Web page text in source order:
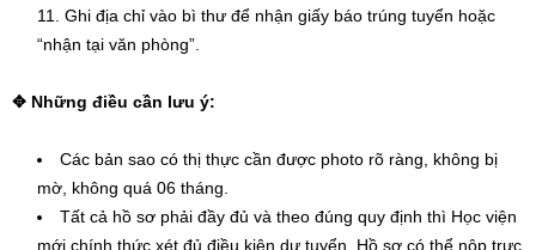
Ghi địa chỉ vào bì thư để nhận giấy báo trúng tuyển hoặc
“nhận tại văn phòng”.
✥ Những điều cần lưu ý:
Các bản sao có thị thực cần được photo rõ ràng, không bị
mờ, không quá 06 tháng.
Tất cả hồ sơ phải đầy đủ và theo đúng quy định thì Học viện
mới chính thức xét đủ điều kiện dự tuyển. Hồ sơ có thể nộp trực